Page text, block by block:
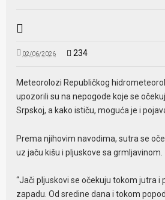
02/06/2026 234
Meteorolozi Republičkog
upozorili su na nepogode koje se
Srpskoj, a kako ističu, moguća je i
Prema njihovim navodima, sutra se
uz jaču kišu i pljuskove sa grmljavinom.
“Jači pljuskovi se očekuju tokom jutra i
zapadu. Od sredine dana i tokom